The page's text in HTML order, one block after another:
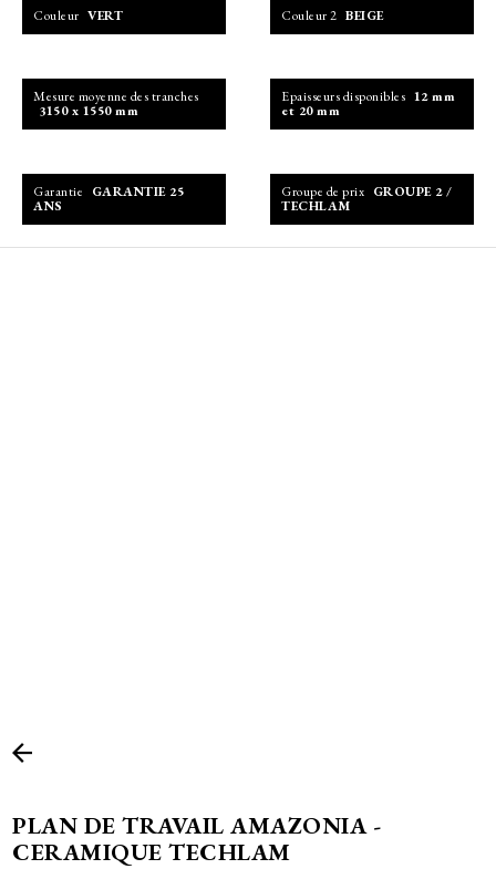
Couleur VERT Couleur 2 BEIGE
Mesure moyenne des tranches
3150 x 1550 mm
Epaisseurs disponibles 12 mm
et 20 mm
Garantie
GARANTIE 25
ANS
Groupe de prix GROUPE 2 /
TECHLAM
PLAN DE TRAVAIL AMAZONIA -
CERAMIQUE TECHLAM